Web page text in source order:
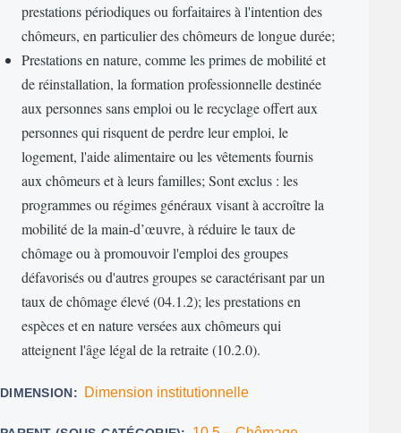
prestations périodiques ou forfaitaires à l'intention des
chômeurs, en particulier des chômeurs de longue durée;
Prestations en nature, comme les primes de mobilité et
de réinstallation, la formation professionnelle destinée
aux personnes sans emploi ou le recyclage offert aux
personnes qui risquent de perdre leur emploi, le
logement, l'aide alimentaire ou les vêtements fournis
aux chômeurs et à leurs familles; Sont exclus : les
programmes ou régimes généraux visant à accroître la
mobilité de la main-d’œuvre, à réduire le taux de
chômage ou à promouvoir l'emploi des groupes
défavorisés ou d'autres groupes se caractérisant par un
taux de chômage élevé (04.1.2); les prestations en
espèces et en nature versées aux chômeurs qui
atteignent l'âge légal de la retraite (10.2.0).
DIMENSION Dimension institutionnelle